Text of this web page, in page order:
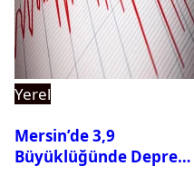
Yerel
Mersin’de 3,9
Büyüklüğünde Deprem